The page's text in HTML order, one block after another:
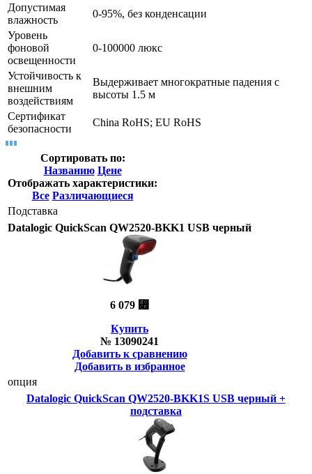
Допустимая
влажность
0-95%, без конденсации
Уровень
фоновой
освещенности
0-100000 люкс
Устойчивость к
внешним
воздействиям
Выдерживает многократные падения с
высоты 1.5 м
Сертификат
безопасности
China RoHS; EU RoHS
Сортировать по:
Названию Цене
Отображать характеристики:
Все Различающиеся
Подставка
Datalogic QuickScan QW2520-BKK1 USB черный
6 079 ⃏
Купить
№ 13090241
Добавить к сравнению
Добавить в избранное
опция
Datalogic QuickScan QW2520-BKK1S USB черный +
подставка